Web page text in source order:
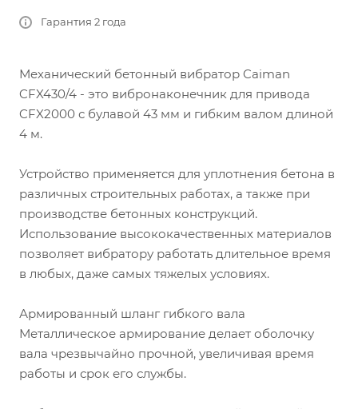
Гарантия 2 года
Механический бетонный вибратор Caiman
CFX430/4 - это вибронаконечник для привода
CFX2000 с булавой 43 мм и гибким валом длиной
4 м.
Устройство применяется для уплотнения бетона в
различных строительных работах, а также при
производстве бетонных конструкций.
Использование высококачественных материалов
позволяет вибратору работать длительное время
в любых, даже самых тяжелых условиях.
Армированный шланг гибкого вала
Металлическое армирование делает оболочку
вала чрезвычайно прочной, увеличивая время
работы и срок его службы.